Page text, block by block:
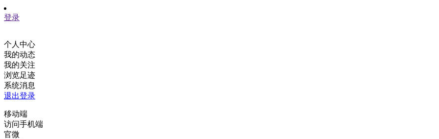
登录
个人中心
我的动态
我的关注
浏览足迹
系统消息
退出登录
移动端
访问手机端
官微